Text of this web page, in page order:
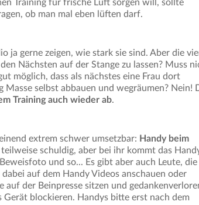
Training für frische Luft sorgen will, sollte
ob man mal eben lüften darf.
ja gerne zeigen, wie stark sie sind. Aber die
Nächsten auf der Stange zu lassen? Muss
möglich, dass als nächstes eine Frau dort
selbst abbauen und wegräumen? Nein!
Training auch wieder ab.
extrem schwer umsetzbar: Handy beim
teilweise schuldig, aber bei ihr kommt das
und so... Es gibt aber auch Leute, die
auf dem Handy Videos anschauen oder
der Beinpresse sitzen und
blockieren. Handys bitte erst nach dem